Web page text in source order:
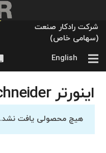
شرکت رادکار صنعت
(سهامی خاص)
English
اینورتر Schneider
هیچ محصولی یافت نشد.